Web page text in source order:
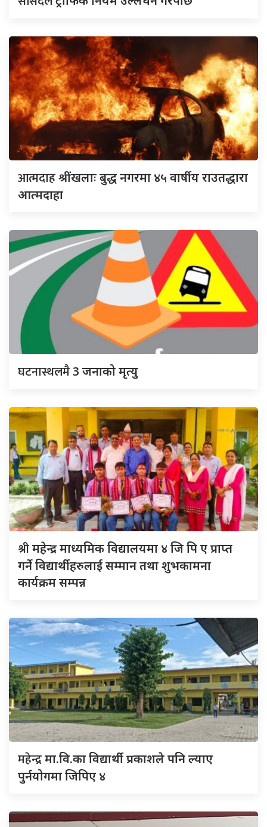
आत्मदाहश्रींखलाः बुद्ध नगरमा ४५ वार्षीय राउतद्धारा
आत्मदाहा
घटनास्थलमै3 जनाको मृत्यु
श्रीमहेन्द्र माध्यमिक विद्यालयमा ४ जि पि ए प्राप्त
गर्ने विद्यार्थीहरुलाई सम्मान तथा शुभकामना
कार्यक्रम सम्पन्न
महेन्द्रमा.वि.का विद्यार्थी प्रकाशले पनि ल्याए
पुर्नयोगमा जिपिए ४